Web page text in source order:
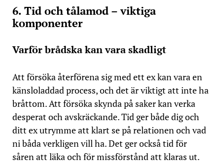
6. Tid och tålamod – viktiga
komponenter
Varför brådska kan vara skadligt
Att försöka återförena sig med ett ex kan vara en
känsloladdad process, och det är viktigt att inte ha
bråttom. Att försöka skynda på saker kan verka
desperat och avskräckande. Tid ger både dig och
ditt ex utrymme att klart se på relationen och vad
ni båda verkligen vill ha. Det ger också tid för
såren att läka och för missförstånd att klaras ut.